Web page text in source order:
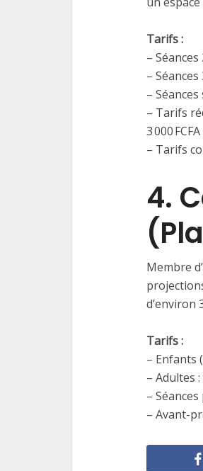
Tarifs :
– Séances
– Séances
– Séances
– Tarifs
3 000 FCFA
– Tarifs
4.
Membre
d’environ
Tarifs :
– Enfants
– Adultes :
–
– Avant-